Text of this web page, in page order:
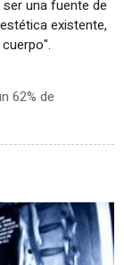
una fuente de
existente,
62% de